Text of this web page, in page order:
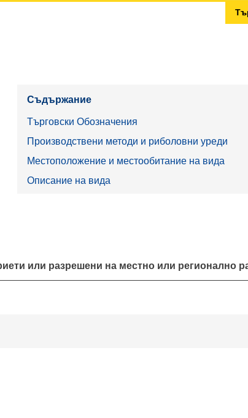
Съдържание
Търговски Обозначения
Производствени методи и риболовни уреди
Местоположение и местообитание на вида
Описание на вида
или разрешени на местно или регионално